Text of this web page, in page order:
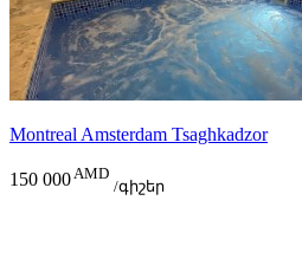
Montreal Amsterdam Tsaghkadzor
150 000 AMD
/գիշեր